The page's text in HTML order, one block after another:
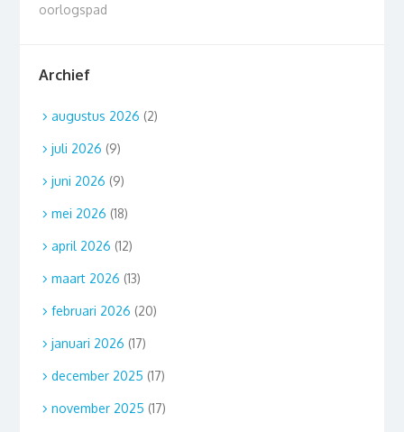
oorlogspad
Archief
augustus 2026 (2)
juli 2026 (9)
juni 2026 (9)
mei 2026 (18)
april 2026 (12)
maart 2026 (13)
februari 2026 (20)
januari 2026 (17)
december 2025 (17)
november 2025 (17)